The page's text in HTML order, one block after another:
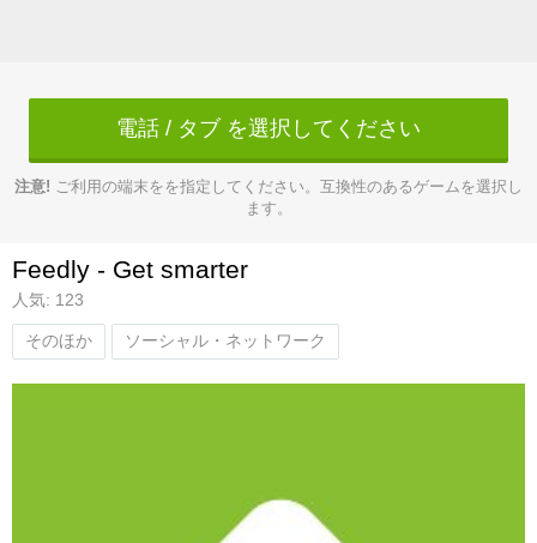
電話 / タブ を選択してください
注意! ご利用の端末をを指定してください。互換性のあるゲームを選択し
ます。
Feedly - Get smarter
人気: 123
そのほか ソーシャル・ネットワーク